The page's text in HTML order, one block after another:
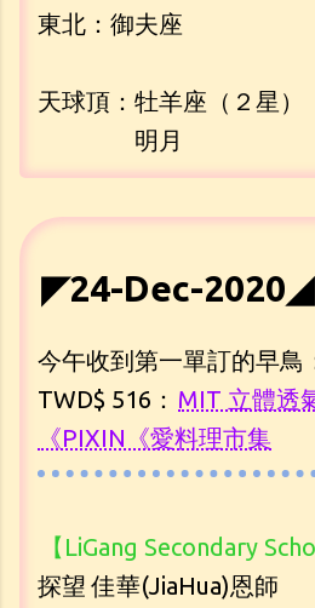
東北：御夫座
天球頂：牡羊座（２星）
明月
◤24-Dec-2020◢
今午收到第一單訂的早鳥
TWD$ 516： MIT 立體透
《PIXIN《愛料理市集
【LiGang Secondary
探望 佳華(JiaHua)恩師